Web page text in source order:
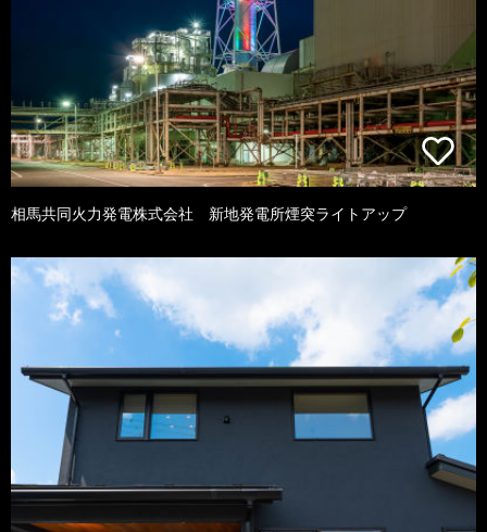
相馬共同火力発電株式会社 新地発電所煙突ライトアップ